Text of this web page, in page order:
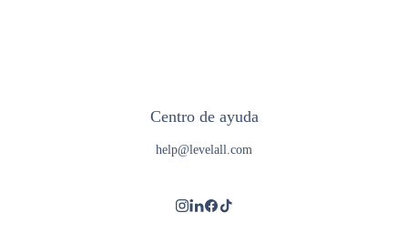
Centro de ayuda
help@levelall.com